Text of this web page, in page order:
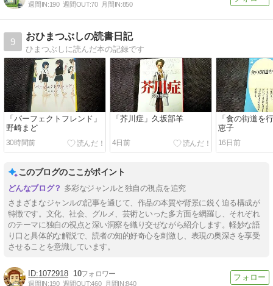
週間IN:190 週間OUT:70 月間IN:850
9
おひまつぶしの読書日記
ひまつぶしに読んだ本の記録です
「パーフェクトフレンド」
野崎まど
30時間前
「芥川症」久坂部羊
4日前
「食の街道を
恵子
16日前
このブログのここがポイント
多彩なジャンルと独自の視点を追究
さまざまなジャンルの記事を通じて、作品の本質や背景に鋭く迫る構成が
特徴です。文化、社会、グルメ、芸術といった多方面を網羅し、それぞれ
のテーマに独自の視点と深い洞察を織り交ぜながら紹介します。軽妙な語
り口と具体的な解説で、読者の知的好奇心を刺激し、表現の奥深さを享受
させることを意識しています。
1072918 10
週間IN:190 週間OUT:460 月間IN:840